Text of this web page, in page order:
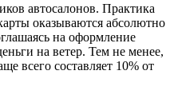
автосалонов. Практика
оказываются абсолютно
на оформление
на ветер. Тем не менее,
всего составляет 10% от